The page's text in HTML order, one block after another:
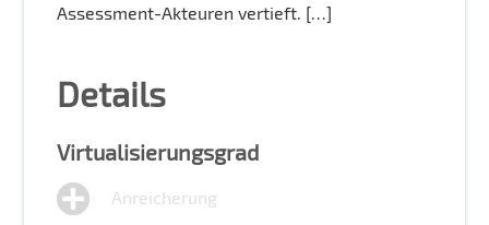
Assessment-Akteuren vertieft. […]
Details
Virtualisierungsgrad
Anreicherung